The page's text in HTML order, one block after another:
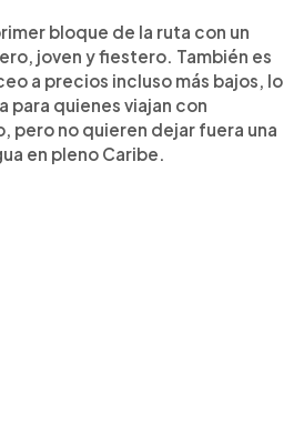
bloque de la ruta con un
joven y fiestero. También es
a precios incluso más bajos, lo
para quienes viajan con
pero no quieren dejar fuera una
en pleno Caribe.